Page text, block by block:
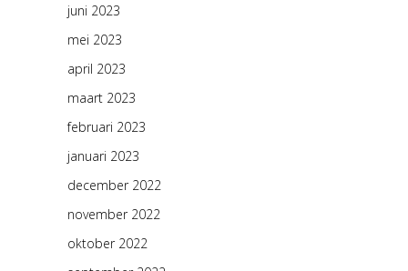
juni 2023
mei 2023
april 2023
maart 2023
februari 2023
januari 2023
december 2022
november 2022
oktober 2022